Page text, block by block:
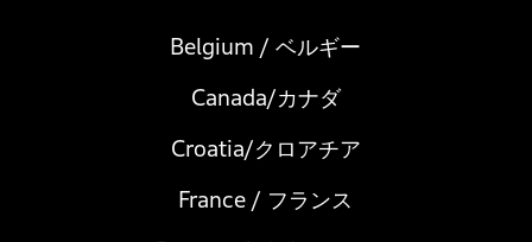
Belgium / ベルギー
Canada/カナダ
Croatia/クロアチア
France / フランス